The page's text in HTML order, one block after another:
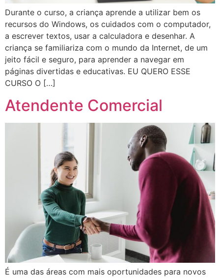
Durante o curso, a criança aprende a utilizar bem os
recursos do Windows, os cuidados com o computador,
a escrever textos, usar a calculadora e desenhar. A
criança se familiariza com o mundo da Internet, de um
jeito fácil e seguro, para aprender a navegar em
páginas divertidas e educativas. EU QUERO ESSE
CURSO O […]
Atendente Comercial
É uma das áreas com mais oportunidades para novos